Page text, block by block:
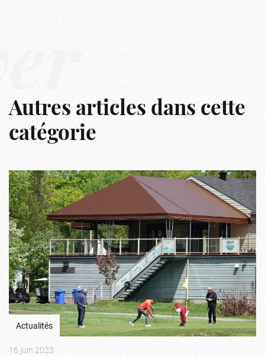
Autres articles dans cette
catégorie
Actualités
16 juin 2023